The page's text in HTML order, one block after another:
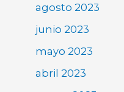
agosto 2023
junio 2023
mayo 2023
abril 2023